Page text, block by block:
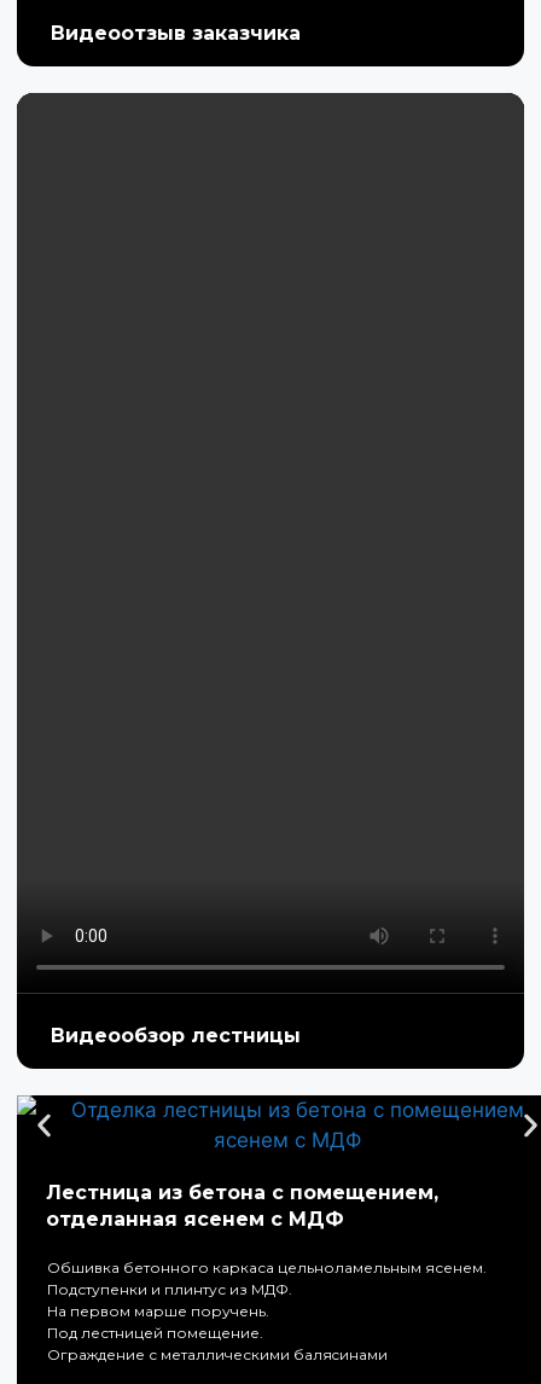
Видеоотзыв заказчика
Видеообзор лестницы
Лестница из бетона с помещением,
отделанная ясенем с МДФ
Обшивка бетонного каркаса цельноламельным ясенем.
Подступенки и плинтус из МДФ.
На первом марше поручень.
Под лестницей помещение.
Ограждение с металлическими баляcинами